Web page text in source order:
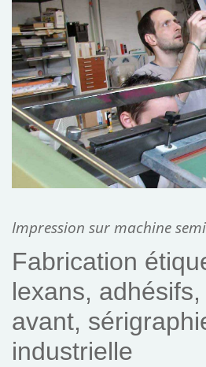
Impression sur machine
Fabrication
lexans,
avant,
industrielle